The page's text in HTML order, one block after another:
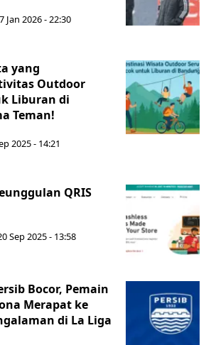
Jan 2026 - 22:30
yang
Outdoor
Liburan di
Teman!
2025 - 14:21
QRIS
Sep 2025 - 13:58
Bocor, Pemain
Merapat ke
di La Liga